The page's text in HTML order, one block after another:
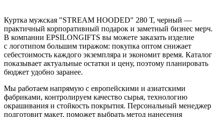
Куртка мужская "STREAM HOODED" 280 Т, черный —
практичный корпоративный подарок и заметный бизнес мерч.
В компании EPSILONGIFTS вы можете заказать изделие
с логотипом большим тиражом: покупка оптом снижает
себестоимость каждого экземпляра и экономит время. Каталог
показывает актуальные остатки и цену, поэтому планировать
бюджет удобно заранее.
Мы работаем напрямую с европейскими и азиатскими
фабриками, контролируем качество сырья, технологию
окрашивания и стойкость покрытия. Персональный менеджер
подготовит макет, поможет выбрать метод нанесения